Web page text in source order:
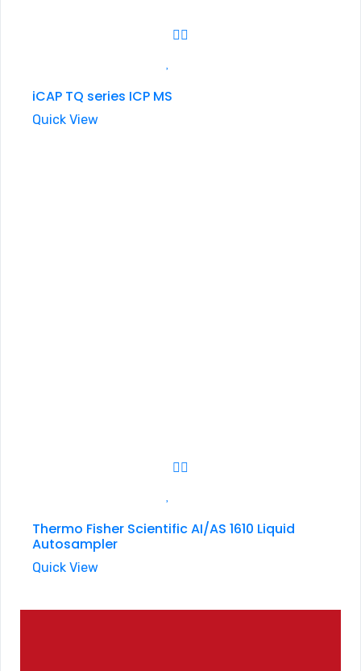
iCAP TQ series ICP MS
Quick View
Thermo Fisher Scientific AI/AS 1610 Liquid
Autosampler
Quick View